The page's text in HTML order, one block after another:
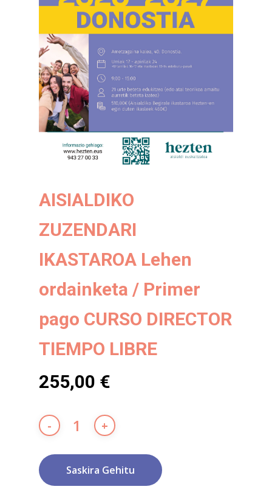
AISIALDIKO
ZUZENDARI
IKASTAROA Lehen
ordainketa / Primer
pago CURSO DIRECTOR
TIEMPO LIBRE
255,00 €
Saskira Gehitu